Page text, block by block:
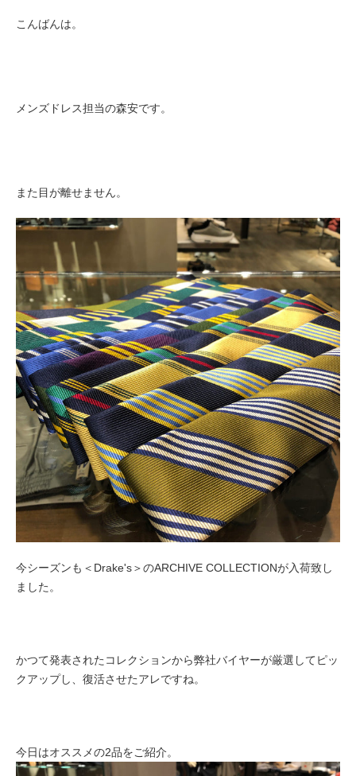
こんばんは。
メンズドレス担当の森安です。
また目が離せません。
今シーズンも＜Drake's＞のARCHIVE COLLECTIONが入荷致し
ました。
かつて発表されたコレクションから弊社バイヤーが厳選してピッ
クアップし、 復活させたアレですね。
今日はオススメの2品をご紹介。